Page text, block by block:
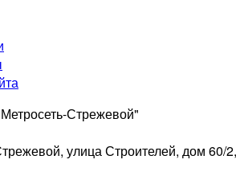
Стрежевой"
улица Строителей, дом 60/2,